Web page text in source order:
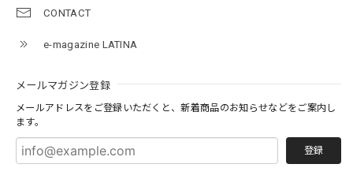
CONTACT
e-magazine LATINA
メールマガジン登録
メールアドレスをご登録いただくと、新着商品のお知らせなどをご案内し
ます。
登録